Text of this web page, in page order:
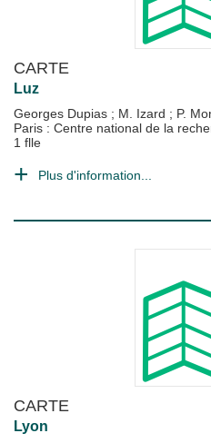
CARTE
Luz
Georges Dupias ; M. Izard ; P.
Paris : Centre national de la
1 flle
Plus d'information...
CARTE
Lyon